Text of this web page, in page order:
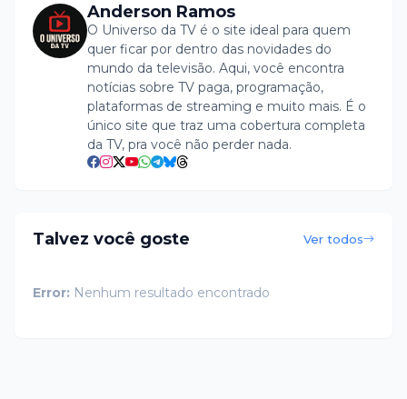
Anderson Ramos
O Universo da TV é o site ideal para quem
quer ficar por dentro das novidades do
mundo da televisão. Aqui, você encontra
notícias sobre TV paga, programação,
plataformas de streaming e muito mais. É o
único site que traz uma cobertura completa
da TV, pra você não perder nada.
Talvez você goste Ver todos
Error: Nenhum resultado encontrado